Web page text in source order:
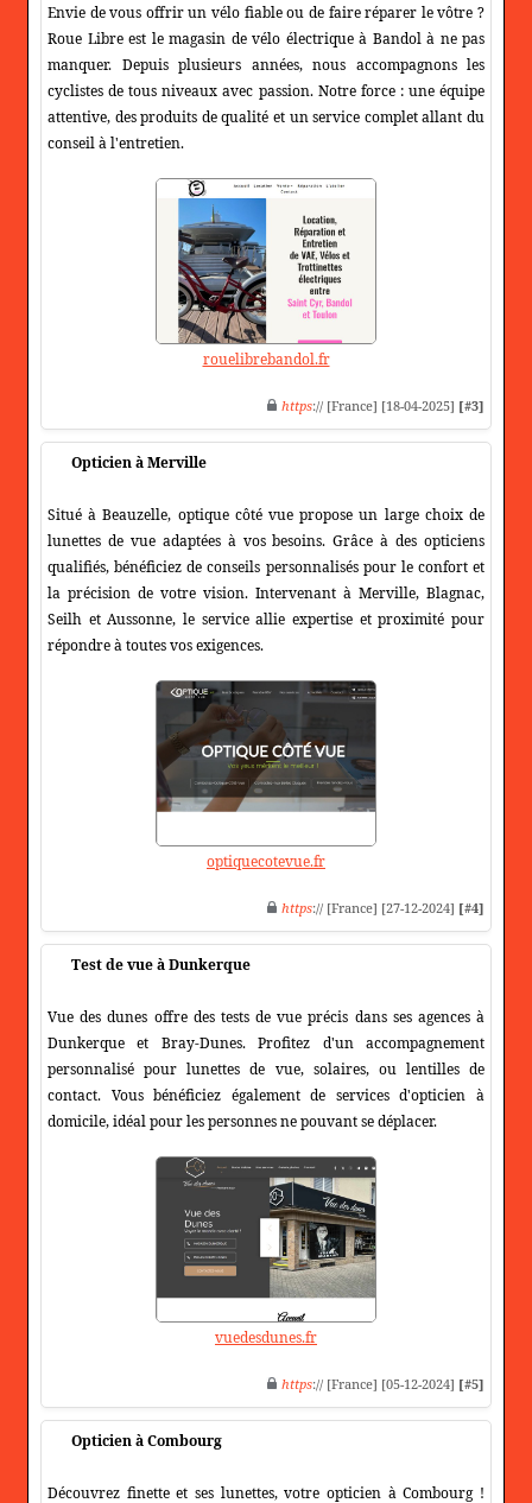
Envie de vous offrir un vélo fiable ou de faire réparer le vôtre ?
Roue Libre est le magasin de vélo électrique à Bandol à ne pas
manquer. Depuis plusieurs années, nous accompagnons les
cyclistes de tous niveaux avec passion. Notre force : une équipe
attentive, des produits de qualité et un service complet allant du
conseil à l'entretien.
rouelibrebandol.fr
https:// [France] [18-04-2025] [#3]
Opticien à Merville
Situé à Beauzelle, optique côté vue propose un large choix de
lunettes de vue adaptées à vos besoins. Grâce à des opticiens
qualifiés, bénéficiez de conseils personnalisés pour le confort et
la précision de votre vision. Intervenant à Merville, Blagnac,
Seilh et Aussonne, le service allie expertise et proximité pour
répondre à toutes vos exigences.
optiquecotevue.fr
https:// [France] [27-12-2024] [#4]
Test de vue à Dunkerque
Vue des dunes offre des tests de vue précis dans ses agences à
Dunkerque et Bray-Dunes. Profitez d'un accompagnement
personnalisé pour lunettes de vue, solaires, ou lentilles de
contact. Vous bénéficiez également de services d'opticien à
domicile, idéal pour les personnes ne pouvant se déplacer.
vuedesdunes.fr
https:// [France] [05-12-2024] [#5]
Opticien à Combourg
Découvrez finette et ses lunettes, votre opticien à Combourg !